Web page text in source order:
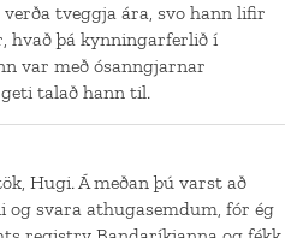
tveggja ára, svo hann lifir
hvað þá kynningarferlið í
var með ósanngjarnar
talað hann til.
Hugi. Á meðan þú varst að
svara athugasemdum, fór ég